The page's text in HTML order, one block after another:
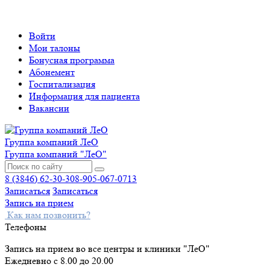
Войти
Мои талоны
Бонусная программа
Абонемент
Госпитализация
Информация для пациента
Вакансии
Группа компаний ЛеО
Группа компаний "ЛеО"
8 (3846) 62-30-308-905-067-0713
Записаться Записаться
Запись на прием
Как нам позвонить?
Телефоны
Запись на прием во все центры и клиники "ЛеО"
Ежедневно с 8.00 до 20.00